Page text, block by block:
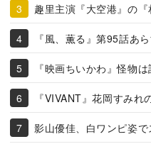
趣里主演『大空港』の『
『風、薫る』第95話あ
『映画ちいかわ』怪物
『VIVANT』花岡すみれ
影山優佳、白ワンピ姿